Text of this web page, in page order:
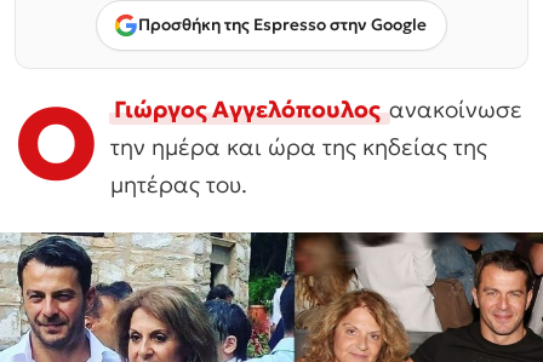
Προσθήκη της Espresso στην Google
Ο Γιώργος Αγγελόπουλος ανακοίνωσε
την ημέρα και ώρα της κηδείας της
μητέρας του.